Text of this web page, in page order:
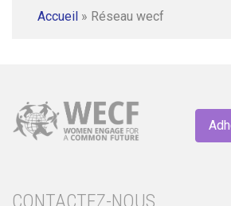
Accueil » Réseau wecf
CONTACTEZ-NOUS